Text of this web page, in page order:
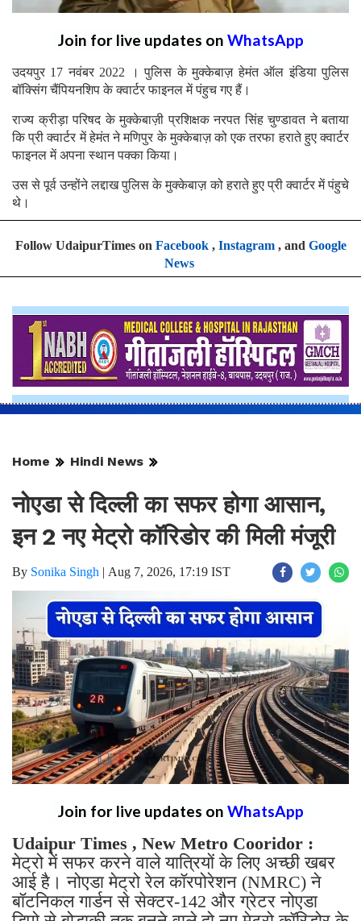
Join for live updates on WhatsApp
उदयपुर 17 नवंबर 2022 । पुलिस के मुक्केबाज़ हेमंत ऑल इंडिया पुलिस
बॉक्सिंग चैंपियनशिप के क्वार्टर फाइनल में पंहुच गए हैं।
राज्य क्रीड़ा परिषद के मुक्केबाज़ी प्रशिक्षक नरपत सिंह चुण्डावत ने बताया
कि प्री क्वार्टर में हेमंत ने मणिपुर के मुक्केबाज़ को एक तरफा हराते हुए क्वार्टर
फाइनल में अपना स्थान पक्का किया।
उस से पूर्व उन्होंने लद्दाख पुलिस के मुक्केबाज़ को हराते हुए प्री क्वार्टर में पंहुचे
थे।
Follow UdaipurTimes on Facebook, Instagram, and Google
News
Home Hindi News
नोएडा से दिल्ली का सफर होगा आसान,
इन 2 नए मेट्रो कॉरिडोर की मिली मंजूरी
By Sonika Singh | Aug 7, 2026, 17:19 IST
Join for live updates on WhatsApp
Udaipur Times , New Metro Cooridor :
मेट्रो में सफर करने वाले यात्रियों के लिए अच्छी खबर
आई है। नोएडा मेट्रो रेल कॉरपोरेशन (NMRC) ने
बॉटनिकल गार्डन से सेक्टर-142 और ग्रेटर नोएडा